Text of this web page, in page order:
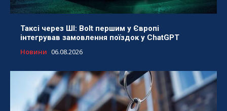
Таксі через ШІ: Bolt першим у Європі
інтегрував замовлення поїздок у ChatGPT
Новини 06.08.2026